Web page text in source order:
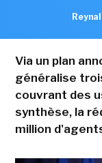
Via un plan
généralise
couvrant des
synthèse, la
million